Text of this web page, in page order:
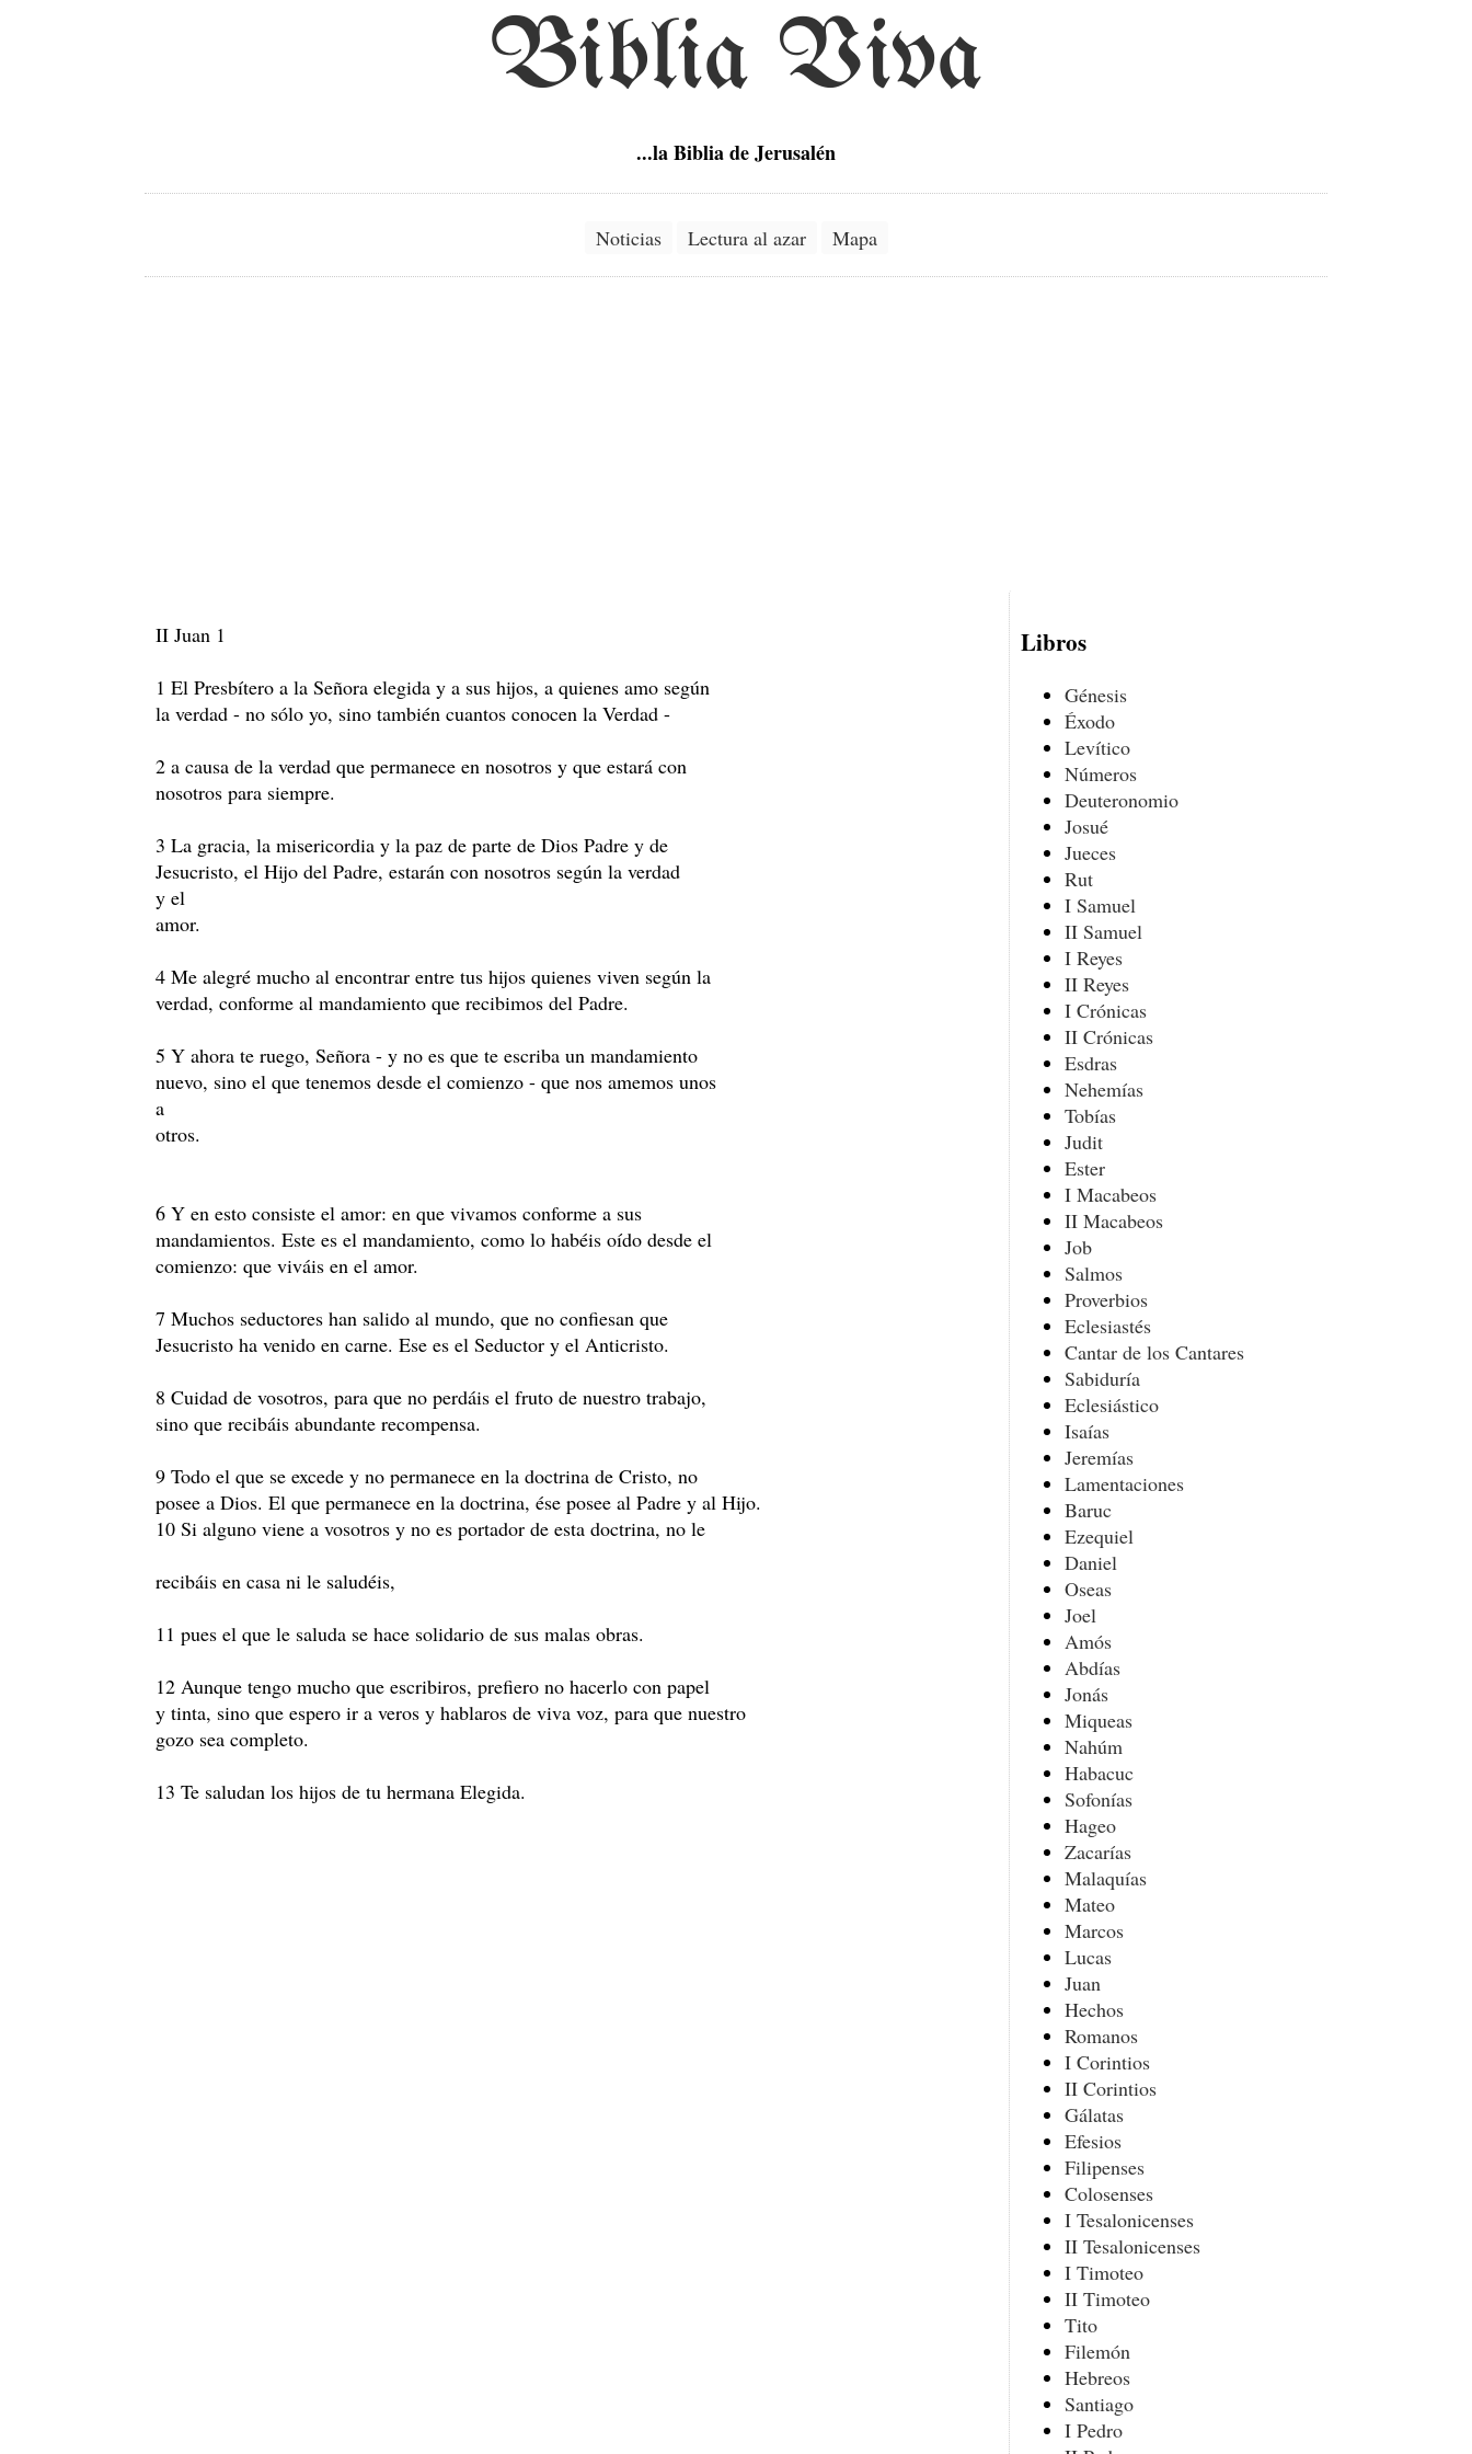
Biblia Viva
...la Biblia de Jerusalén
Noticias Lectura al azar Mapa
II Juan 1
1 El Presbítero a la Señora elegida y a sus hijos, a quienes amo según
la verdad - no sólo yo, sino también cuantos conocen la Verdad -
2 a causa de la verdad que permanece en nosotros y que estará con
nosotros para siempre.
3 La gracia, la misericordia y la paz de parte de Dios Padre y de
Jesucristo, el Hijo del Padre, estarán con nosotros según la verdad
y el
amor.
4 Me alegré mucho al encontrar entre tus hijos quienes viven según la
verdad, conforme al mandamiento que recibimos del Padre.
5 Y ahora te ruego, Señora - y no es que te escriba un mandamiento
nuevo, sino el que tenemos desde el comienzo - que nos amemos unos
a
otros.
6 Y en esto consiste el amor: en que vivamos conforme a sus
mandamientos. Este es el mandamiento, como lo habéis oído desde el
comienzo: que viváis en el amor.
7 Muchos seductores han salido al mundo, que no confiesan que
Jesucristo ha venido en carne. Ese es el Seductor y el Anticristo.
8 Cuidad de vosotros, para que no perdáis el fruto de nuestro trabajo,
sino que recibáis abundante recompensa.
9 Todo el que se excede y no permanece en la doctrina de Cristo, no
posee a Dios. El que permanece en la doctrina, ése posee al Padre y al Hijo.
10 Si alguno viene a vosotros y no es portador de esta doctrina, no le
recibáis en casa ni le saludéis,
11 pues el que le saluda se hace solidario de sus malas obras.
12 Aunque tengo mucho que escribiros, prefiero no hacerlo con papel
y tinta, sino que espero ir a veros y hablaros de viva voz, para que nuestro
gozo sea completo.
13 Te saludan los hijos de tu hermana Elegida.
Libros
Génesis
Éxodo
Levítico
Números
Deuteronomio
Josué
Jueces
Rut
I Samuel
II Samuel
I Reyes
II Reyes
I Crónicas
II Crónicas
Esdras
Nehemías
Tobías
Judit
Ester
I Macabeos
II Macabeos
Job
Salmos
Proverbios
Eclesiastés
Cantar de los Cantares
Sabiduría
Eclesiástico
Isaías
Jeremías
Lamentaciones
Baruc
Ezequiel
Daniel
Oseas
Joel
Amós
Abdías
Jonás
Miqueas
Nahúm
Habacuc
Sofonías
Hageo
Zacarías
Malaquías
Mateo
Marcos
Lucas
Juan
Hechos
Romanos
I Corintios
II Corintios
Gálatas
Efesios
Filipenses
Colosenses
I Tesalonicenses
II Tesalonicenses
I Timoteo
II Timoteo
Tito
Filemón
Hebreos
Santiago
I Pedro